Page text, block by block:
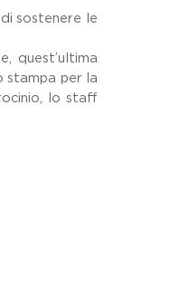
sostenere le
quest’ultima
stampa per la
lo staff